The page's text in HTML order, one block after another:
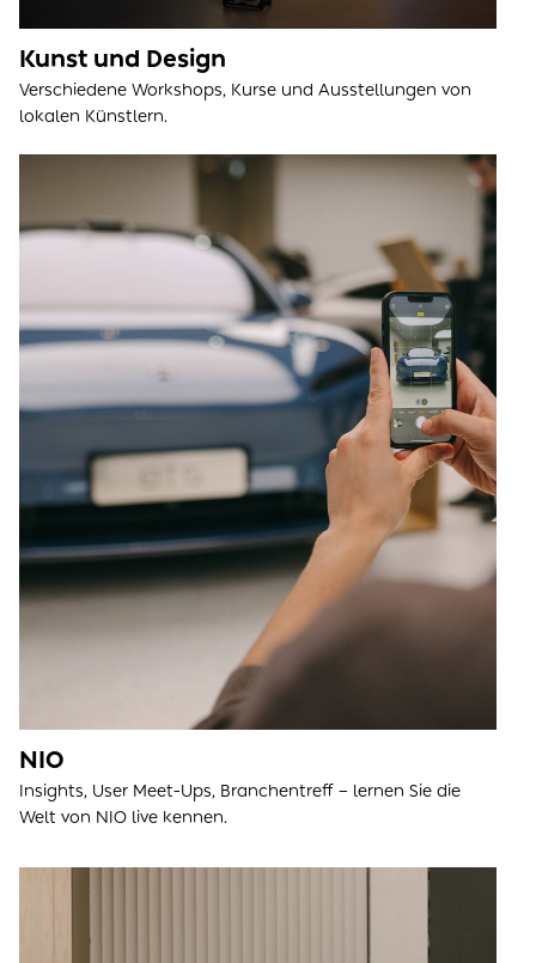
Kunst und Design
Verschiedene Workshops, Kurse und Ausstellungen von
lokalen Künstlern.
NIO
Insights, User Meet-Ups, Branchentreff – lernen Sie die
Welt von NIO live kennen.